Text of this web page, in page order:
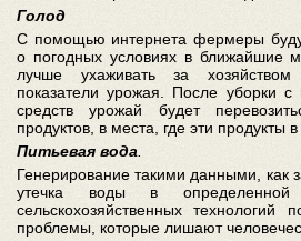
Голод
С помощью интернета фермеры
о погодных условиях в ближайшие
лучше ухаживать за
показатели урожая. После уборки
средств урожай будет
продуктов, в места, где эти продукты в
Питьевая вода
Генерирование такими данными, как
утечка воды в определенной
сельскохозяйственных технологий
проблемы, которые лишают